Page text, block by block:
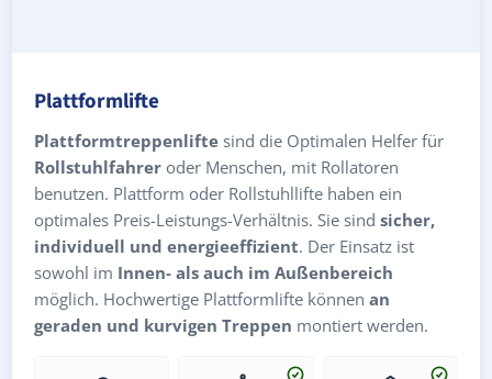
Plattformlifte
Plattformtreppenlifte sind die Optimalen Helfer für
Rollstuhlfahrer oder Menschen, mit Rollatoren
benutzen. Plattform oder Rollstuhllifte haben ein
optimales Preis-Leistungs-Verhältnis. Sie sind sicher,
individuell und energieeffizient. Der Einsatz ist
sowohl im Innen- als auch im Außenbereich
möglich. Hochwertige Plattformlifte können an
geraden und kurvigen Treppen montiert werden.